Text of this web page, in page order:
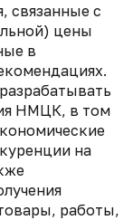
связанные с
цены
в
НМЦК, в том
на
работы,